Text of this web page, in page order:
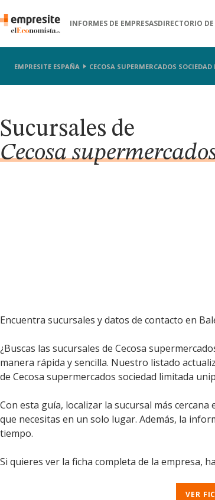
INFORMES DE EMPRESASDIRECTORIO
EMPRESITE ESPAÑA CECOSA SUPERMERCADOS
Sucursales de
Cecosa
Encuentra sucursales y datos de contacto en
¿Buscas las sucursales de Cecosa
manera rápida y sencilla. Nuestro listado
de Cecosa supermercados sociedad limitada
Con esta guía, localizar la sucursal más
que necesitas en un solo lugar. Además, la
tiempo.
Si quieres ver la ficha completa de la empresa,
VER